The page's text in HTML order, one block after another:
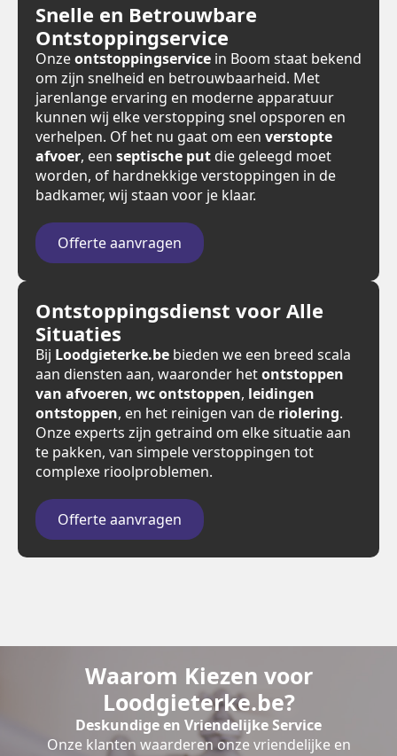
Snelle en Betrouwbare
Ontstoppingservice
Onzeontstoppingservice in Boom staat bekend
om zijn snelheid en betrouwbaarheid. Met
jarenlange ervaring en moderne apparatuur
kunnen wij elke verstopping snel opsporen en
verhelpen. Of het nu gaat om een verstopte
afvoer, een septische put die geleegd moet
worden, of hardnekkige verstoppingen in de
badkamer, wij staan voor je klaar.
Offerte aanvragen
Ontstoppingsdienst voor Alle
Situaties
Bij Loodgieterke.be bieden we een breed scala
aan diensten aan, waaronder hetontstoppen
van afvoeren, wc ontstoppen, leidingen
ontstoppen, en het reinigen van de riolering.
Onze experts zijn getraind om elke situatie aan
te pakken, van simpele verstoppingen tot
complexe rioolproblemen.
Offerte aanvragen
Waarom Kiezen voor
Loodgieterke.be?
Deskundige en Vriendelijke Service
Onze klanten waarderen onze vriendelijke en